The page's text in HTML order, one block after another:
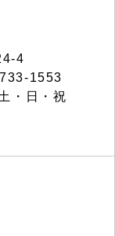
4
1553
・日・祝